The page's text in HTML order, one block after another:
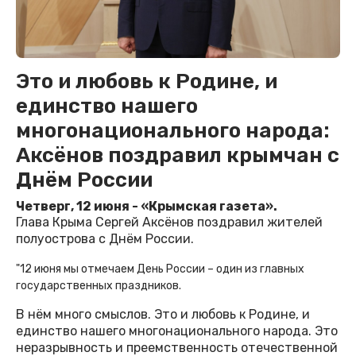
Это и любовь к Родине, и
единство нашего
многонационального народа:
Аксёнов поздравил крымчан с
Днём России
Четверг, 12 июня - «Крымская газета».
Глава Крыма Сергей Аксёнов поздравил жителей
полуострова с Днём России.
"12 июня мы отмечаем День России – один из главных
государственных праздников.
В нём много смыслов. Это и любовь к Родине, и
единство нашего многонационального народа. Это
неразрывность и преемственность отечественной